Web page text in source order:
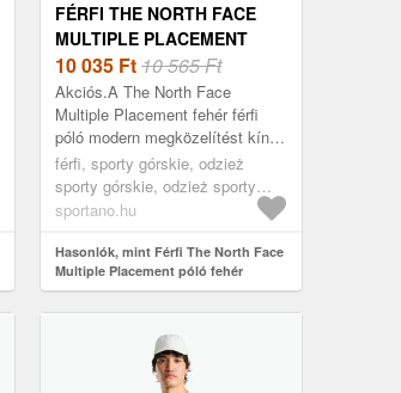
FÉRFI THE NORTH FACE
MULTIPLE PLACEMENT
PÓLÓ FEHÉR (MULTIPLE
PLACEMENT
NF0A8E1BFN41)
10 035 Ft10 565 Ft
Akciós.A The North Face
Multiple Placement fehér férfi
póló modern megközelítést kínál
a mindennapi aktivitásokhoz,
valamint fejlettebb
anyagtecnológiák a...
férfi, sporty górskie, odzież
sporty górskie, odzież sporty
górskie koszulka, fehér
sportano.hu
Hasonlók, mint Férfi The North Face
Multiple Placement póló fehér
(Multiple Placement NF0A8E1BFN41)